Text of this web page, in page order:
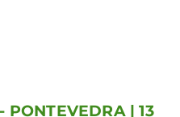
| 13